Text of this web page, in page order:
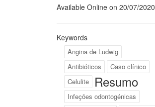
Available Online on 20/07/2020
Keywords
Angina de Ludwig
Antibióticos
Caso clínico
Celulite
Infeções odontogénicas
Resumo